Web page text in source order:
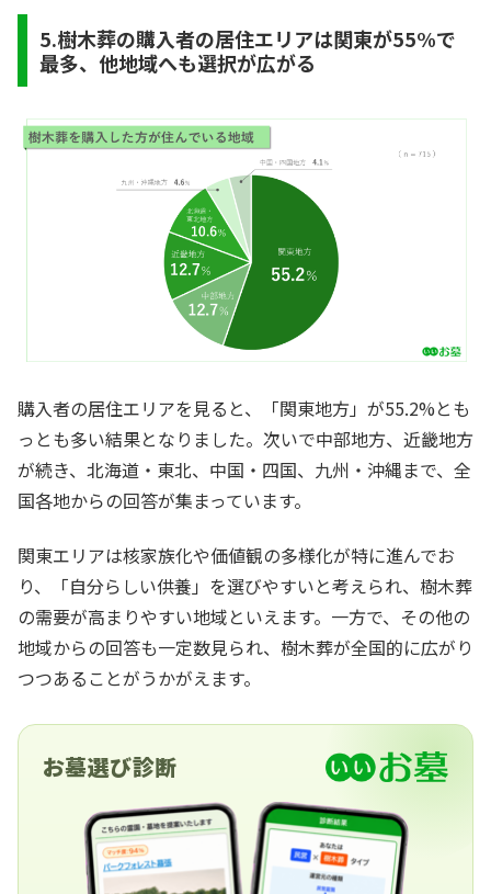
5.樹木葬の購入者の居住エリアは関東が55%で
最多、他地域へも選択が広がる
購入者の居住エリアを見ると、「関東地方」が55.2%とも
っとも多い結果となりました。次いで中部地方、近畿地方
が続き、北海道・東北、中国・四国、九州・沖縄まで、全
国各地からの回答が集まっています。
関東エリアは核家族化や価値観の多様化が特に進んでお
り、「自分らしい供養」を選びやすいと考えられ、樹木葬
の需要が高まりやすい地域といえます。一方で、その他の
地域からの回答も一定数見られ、樹木葬が全国的に広がり
つつあることがうかがえます。
お墓選び診断